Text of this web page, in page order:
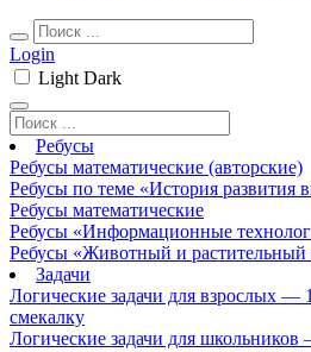
Login
Light Dark
Ребусы
Ребусы математические (авторские)
Ребусы по теме «История развития
Ребусы математические
Ребусы «Информационные
Ребусы «Животный и растительный
Задачи
Логические задачи для взрослых —
смекалку
Логические задачи для